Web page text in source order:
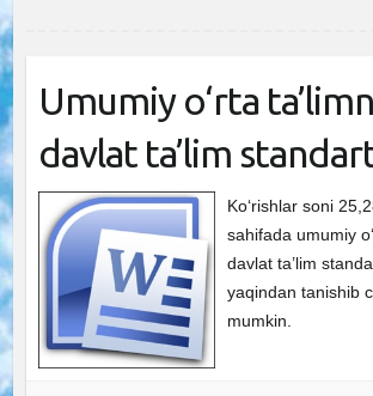
Umumiy o‘rta
davlat ta’lim
Ko‘rishlar soni
sahifada umumiy
davlat ta’lim
yaqindan tanishib
mumkin.